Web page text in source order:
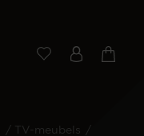
/ TV-meubels /